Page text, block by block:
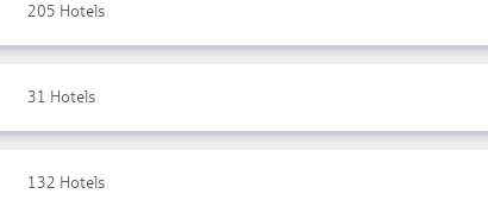
205 Hotels
31 Hotels
132 Hotels